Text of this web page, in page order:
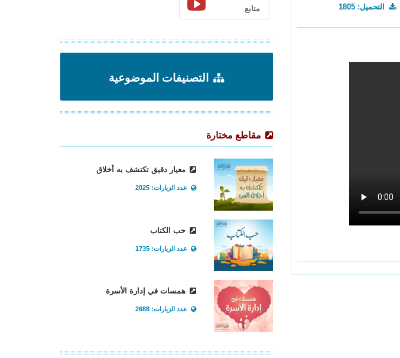
التحميل: 1805 متابع
التصنيفات الموضوعية
مقاطع مختارة
معيار دقيق تكتشف به أخلاق
عدد الزيارات: 2025
حب الكتاب
عدد الزيارات: 1735
همسات في إدارة الأسرة
عدد الزيارات: 2688